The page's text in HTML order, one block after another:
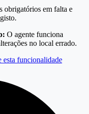
obrigatórios em falta e
O agente funciona
no local errado.
esta funcionalidade